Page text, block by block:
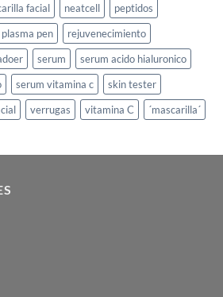
facial neatcell
peptidos
plasma pen
rejuvenecimiento
serum
serum acido hialuronico
serum vitamina c
skin tester
verrugas vitamina C ´mascarilla´